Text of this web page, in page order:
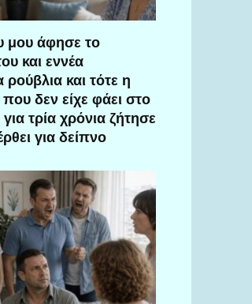
μου άφησε το
και εννέα
ρούβλια και τότε η
δεν είχε φάει στο
τρία χρόνια ζήτησε
για δείπνο